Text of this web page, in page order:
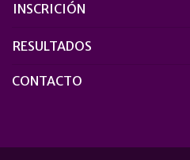
INSCRICIÓN
RESULTADOS
CONTACTO